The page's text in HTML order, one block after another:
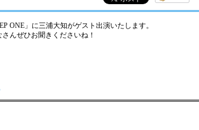
ONE」に三浦大知がゲスト出演いたします。
んぜひお聞きくださいね！